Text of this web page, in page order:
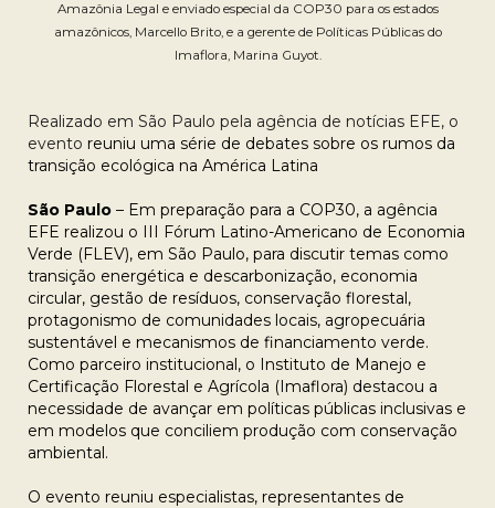
Amazônia Legal e enviado especial da COP30 para os estados
amazônicos, Marcello Brito, e a gerente de Políticas Públicas do
Imaflora, Marina Guyot.
Realizado em São Paulo pela agência de notícias EFE, o
evento reuniu uma série de debates sobre os rumos da
transição ecológica na América Latina
São Paulo – Em preparação para a COP30, a agência
EFE realizou o III Fórum Latino-Americano de Economia
Verde (FLEV), em São Paulo, para discutir temas como
transição energética e descarbonização, economia
circular, gestão de resíduos, conservação florestal,
protagonismo de comunidades locais, agropecuária
sustentável e mecanismos de financiamento verde.
Como parceiro institucional, o Instituto de Manejo e
Certificação Florestal e Agrícola (Imaflora) destacou a
necessidade de avançar em políticas públicas inclusivas e
em modelos que conciliem produção com conservação
ambiental.
O evento reuniu especialistas, representantes de